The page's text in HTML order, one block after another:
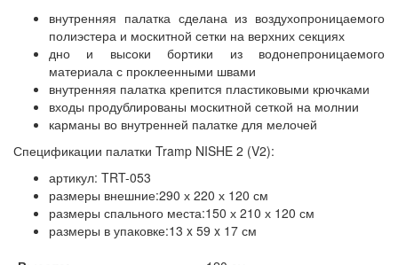
внутренняя палатка сделана из воздухопроницаемого
полиэстера и москитной сетки на верхних секциях
дно и высоки бортики из водонепроницаемого
материала с проклеенными швами
внутренняя палатка крепится пластиковыми крючками
входы продублированы москитной сеткой на молнии
карманы во внутренней палатке для мелочей
Спецификации палатки Tramp NISHE 2 (V2):
артикул: TRT-053
размеры внешние:290 х 220 х 120 см
размеры спального места:150 х 210 х 120 см
размеры в упаковке:13 x 59 x 17 см